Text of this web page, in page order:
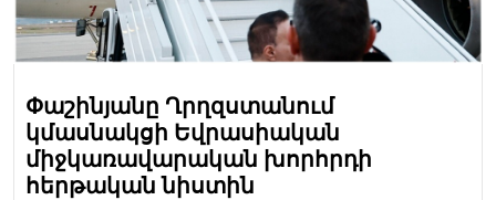
Փաշինյանը Ղրղզստանում
կմասնակցի Եվրասիական
միջկառավարական խորհրդի
հերթական նիստին